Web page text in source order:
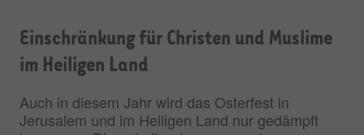
Einschränkung für Christen und Muslime
im Heiligen Land
Auch in diesem Jahr wird das Osterfest in
Jerusalem und im Heiligen Land nur gedämpft